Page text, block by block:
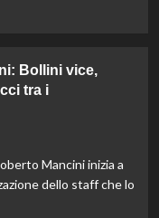
Bollini vice,
tra i
Mancini inizia a
dello staff che lo